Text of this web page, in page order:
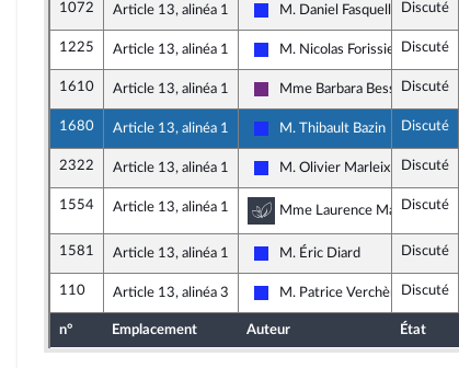
1072 Article 13, alinéa 1
Les Républicains
M. Daniel Fasquelle Discuté
1225 Article 13, alinéa 1
Les Républicains
M. Nicolas Forissier Discuté
1610 Article 13, alinéa 1
La République en Marche
Mme Barbara Bessot Ballot
Discuté
1680 Article 13, alinéa 1
Les Républicains
M. Thibault Bazin Discuté
2322 Article 13, alinéa 1
Les Républicains
M. Olivier Marleix Discuté
1554 Article 13, alinéa 1 Commission du
Mme Laurence Maillart-Discuté
1581 Article 13, alinéa 1
Les Républicains
M. Éric Diard Discuté
110 Article 13, alinéa 3
Les Républicains
M. Patrice VerchèreDiscuté
n° Emplacement Auteur État